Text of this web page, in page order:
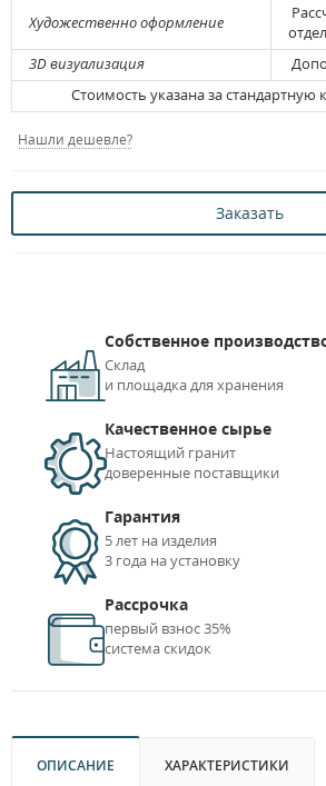
Художественно оформление
3D визуализация
Стоимость указана за
Нашли дешевле?
Заказать
Собственное
Склад
и площадка для хранения
Качественное сырье
Настоящий гранит
доверенные поставщики
Гарантия
5 лет на изделия
3 года на установку
Рассрочка
первый взнос 35%
система скидок
ОПИСАНИЕ ХАРАКТЕРИСТИКИ